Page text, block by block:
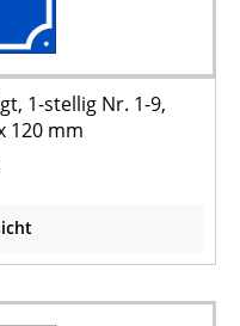
1-stellig Nr. 1-9,
120 mm